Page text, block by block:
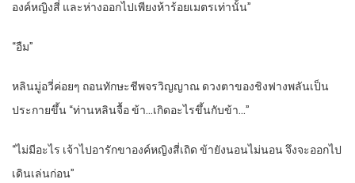
องค์หญิงสี่ และห่างออกไปเพียงห้าร้อยเมตรเท่านั้น”
“อืม”
หลินมู่อวี่ค่อยๆ ถอนทักษะชีพจรวิญญาณ ดวงตาของชิงฟางพลันเป็น
ประกายขึ้น “ท่านหลินจื้อ ข้า…เกิดอะไรขึ้นกับข้า…”
“ไม่มีอะไร เจ้าไปอารักขาองค์หญิงสี่เถิด ข้ายังนอนไม่นอน จึงจะออกไป
เดินเล่นก่อน”